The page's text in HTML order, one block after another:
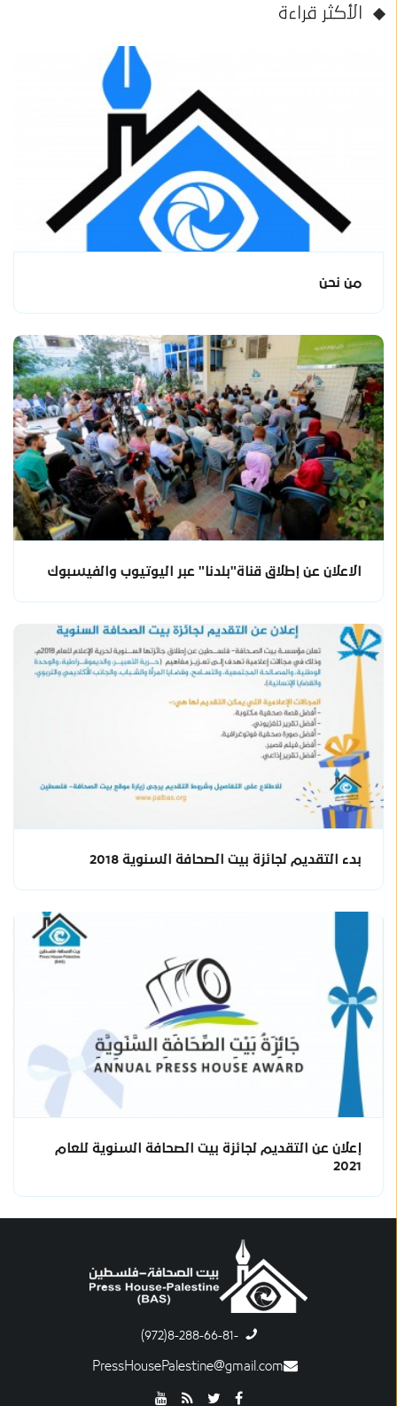
الأكثر قراءة
من نحن
الاعلان عن إطلاق قناة"بلدنا" عبر اليوتيوب والفيسبوك
بدء التقديم لجائزة بيت الصحافة السنوية 2018
إعلان عن التقديم لجائزة بيت الصحافة السنوية للعام
2021
-8-288-66-81(972)
PressHousePalestine@gmail.com